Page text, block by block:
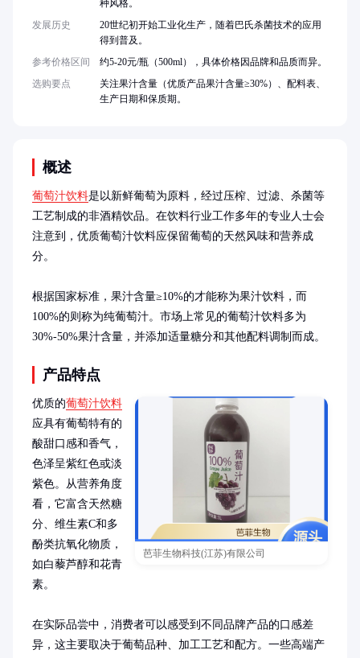
概述
葡萄汁饮料是以新鲜葡萄为原料，经过压榨、过滤、杀菌等
工艺制成的非酒精饮品。在饮料行业工作多年的专业人士会
注意到，优质葡萄汁饮料应保留葡萄的天然风味和营养成
分。
根据国家标准，果汁含量≥10%的才能称为果汁饮料，而
100%的则称为纯葡萄汁。市场上常见的葡萄汁饮料多为
30%-50%果汁含量，并添加适量糖分和其他配料调制而成。
产品特点
芭菲生物科技(江苏)有限公司
优质的葡萄汁饮料
应具有葡萄特有的
酸甜口感和香气，
色泽呈紫红色或淡
紫色。从营养角度
看，它富含天然糖
分、维生素C和多
酚类抗氧化物质，
如白藜芦醇和花青
素。
在实际品尝中，消费者可以感受到不同品牌产品的口感差
异，这主要取决于葡萄品种、加工工艺和配方。一些高端产
种风格。
发展历史
20世纪初开始工业化生产，随着巴氏杀菌技术的应用
得到普及。
参考价格区间
约5-20元/瓶（500ml），具体价格因品牌和品质而异。
选购要点
关注果汁含量（优质产品果汁含量≥30%）、配料表、
生产日期和保质期。